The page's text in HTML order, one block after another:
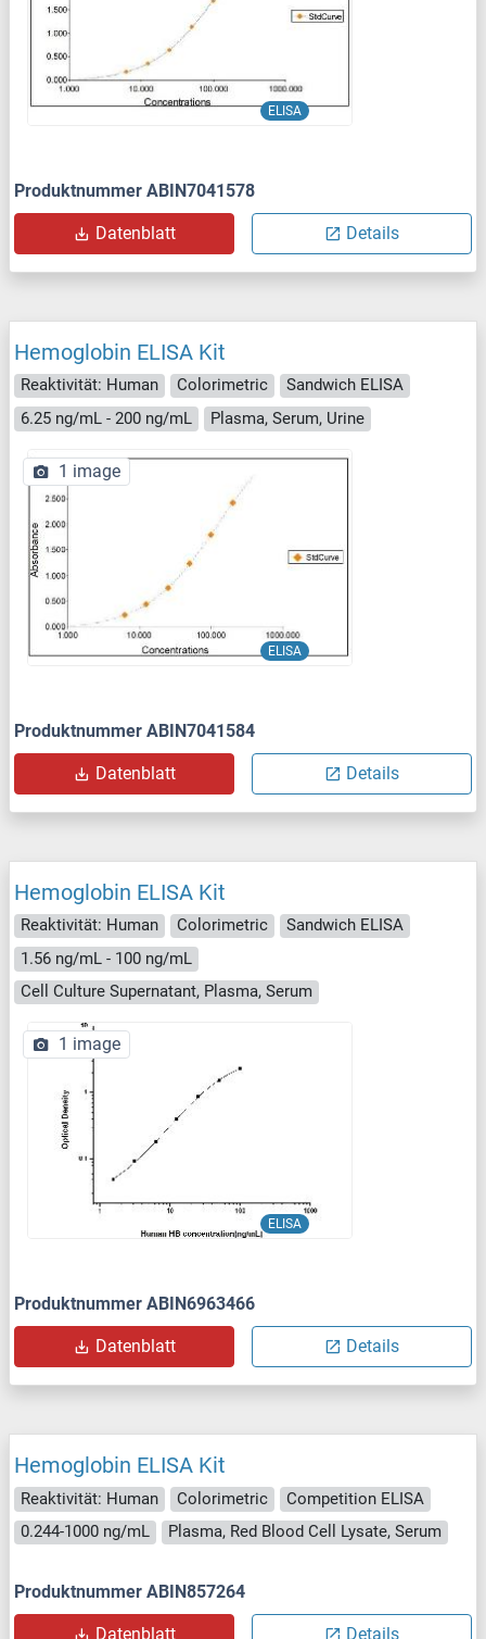
ELISA
Produktnummer ABIN7041578
Datenblatt Details
Hemoglobin ELISA Kit
Reaktivität: Human Colorimetric
Sandwich ELISA
6.25 ng/mL - 200 ng/mL
Plasma, Serum, Urine
ELISA
1 image
Produktnummer ABIN7041584
Datenblatt Details
Hemoglobin ELISA Kit
Reaktivität: Human Colorimetric
Sandwich ELISA
1.56 ng/mL - 100 ng/mL
Cell Culture Supernatant, Plasma, Serum
ELISA
1 image
Produktnummer ABIN6963466
Datenblatt Details
Hemoglobin ELISA Kit
Reaktivität: Human Colorimetric
Competition ELISA
0.244-1000 ng/mL
Plasma, Red Blood Cell Lysate, Serum
Produktnummer ABIN857264
Datenblatt Details